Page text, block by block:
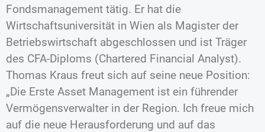
Fondsmanagement tätig. Er hat die
Wirtschaftsuniversität in Wien als Magister der
Betriebswirtschaft abgeschlossen und ist Träger
des CFA-Diploms (Chartered Financial Analyst).
Thomas Kraus freut sich auf seine neue Position:
„Die Erste Asset Management ist ein führender
Vermögensverwalter in der Region. Ich freue mich
auf die neue Herausforderung und auf das